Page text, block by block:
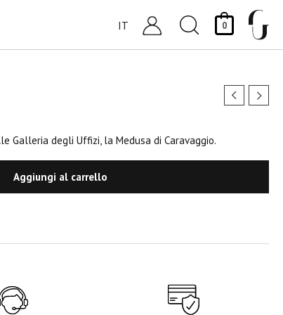
IT Cerca
0
Galleria degli Uffizi, la Medusa di Caravaggio.
Aggiungi al carrello